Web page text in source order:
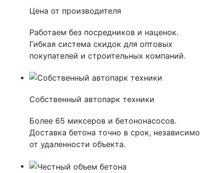
Цена от производителя
Работаем без посредников и наценок.
Гибкая система скидок для оптовых
покупателей и строительных компаний.
Собственный автопарк техники
Более 65 миксеров и бетононасосов.
Доставка бетона точно в срок, независимо
от удаленности объекта.